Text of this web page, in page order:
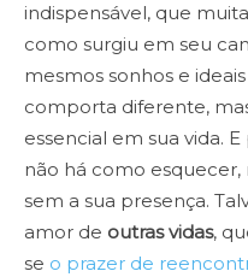
indispensável, que
como surgiu em seu
mesmos sonhos e
comporta diferente,
essencial em sua vida.
não há como
sem a sua presença.
amor de outras vidas,
se o prazer de